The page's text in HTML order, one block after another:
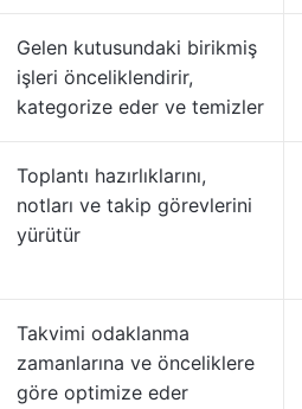
Gelen kutusundaki birikmiş
işleri önceliklendirir,
kategorize eder ve temizler
Toplantı hazırlıklarını,
notları ve takip görevlerini
yürütür
Takvimi odaklanma
zamanlarına ve önceliklere
göre optimize eder